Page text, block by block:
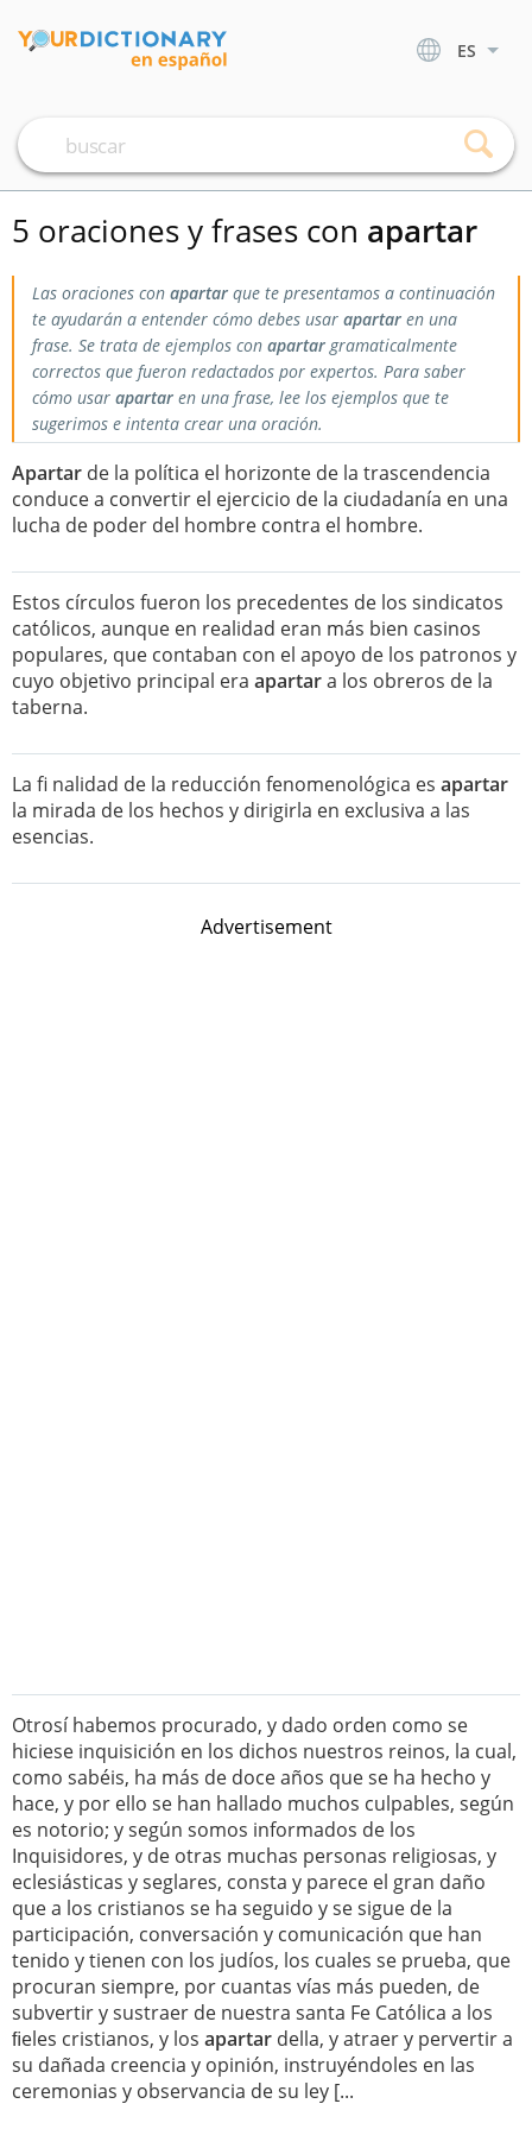
ES
5 oraciones y frases con apartar
Las oraciones con apartar que te presentamos a continuación
te ayudarán a entender cómo debes usar apartar en una
frase. Se trata de ejemplos con apartargramaticalmente
correctos que fueron redactados por expertos. Para saber
cómo usar apartar en una frase, lee los ejemplos que te
sugerimos e intenta crear una oración.
Apartar de la política el horizonte de la trascendencia
conduce a convertir el ejercicio de la ciudadanía en una
lucha de poder del hombre contra el hombre.
Estos círculos fueron los precedentes de los sindicatos
católicos, aunque en realidad eran más bien casinos
populares, que contaban con el apoyo de los patronos y
cuyo objetivo principal era apartara los obreros de la
taberna.
La fi nalidad de la reducción fenomenológica es apartar
la mirada de los hechos y dirigirla en exclusiva a las
esencias.
Advertisement
Otrosí habemos procurado, y dado orden como se
hiciese inquisición en los dichos nuestros reinos, la cual,
como sabéis, ha más de doce años que se ha hecho y
hace, y por ello se han hallado muchos culpables, según
es notorio; y según somos informados de los
Inquisidores, y de otras muchas personas religiosas, y
eclesiásticas y seglares, consta y parece el gran daño
que a los cristianos se ha seguido y se sigue de la
participación, conversación y comunicación que han
tenido y tienen con los judíos, los cuales se prueba, que
procuran siempre, por cuantas vías más pueden, de
subvertir y sustraer de nuestra santa Fe Católica a los
ﬁeles cristianos, y los apartar della, y atraer y pervertir a
su dañada creencia y opinión, instruyéndoles en las
ceremonias y observancia de su ley [...